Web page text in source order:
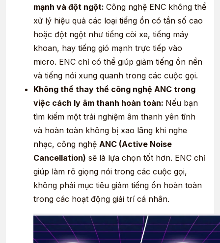
mạnh và đột ngột: Công nghệ ENC không thể
xử lý hiệu quả các loại tiếng ồn có tần số cao
hoặc đột ngột như tiếng còi xe, tiếng máy
khoan, hay tiếng gió mạnh trực tiếp vào
micro. ENC chỉ có thể giúp giảm tiếng ồn nền
và tiếng nói xung quanh trong các cuộc gọi.
Không thể thay thế công nghệ ANC trong
việc cách ly âm thanh hoàn toàn: Nếu bạn
tìm kiếm một trải nghiệm âm thanh yên tĩnh
và hoàn toàn không bị xao lãng khi nghe
nhạc, công nghệ ANC (Active Noise
Cancellation) sẽ là lựa chọn tốt hơn. ENC chỉ
giúp làm rõ giọng nói trong các cuộc gọi,
không phải mục tiêu giảm tiếng ồn hoàn toàn
trong các hoạt động giải trí cá nhân.